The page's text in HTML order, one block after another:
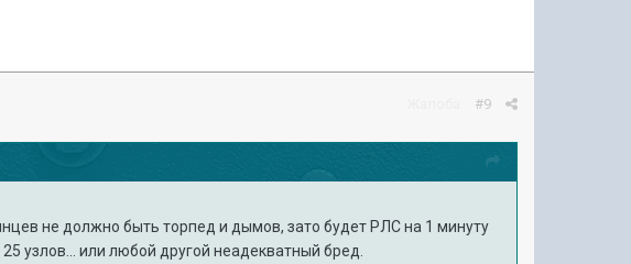
#9
не должно быть торпед и дымов, зато будет РЛС на 1 минуту
узлов... или любой другой неадекватный бред.